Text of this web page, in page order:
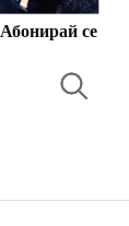
Абонирай се